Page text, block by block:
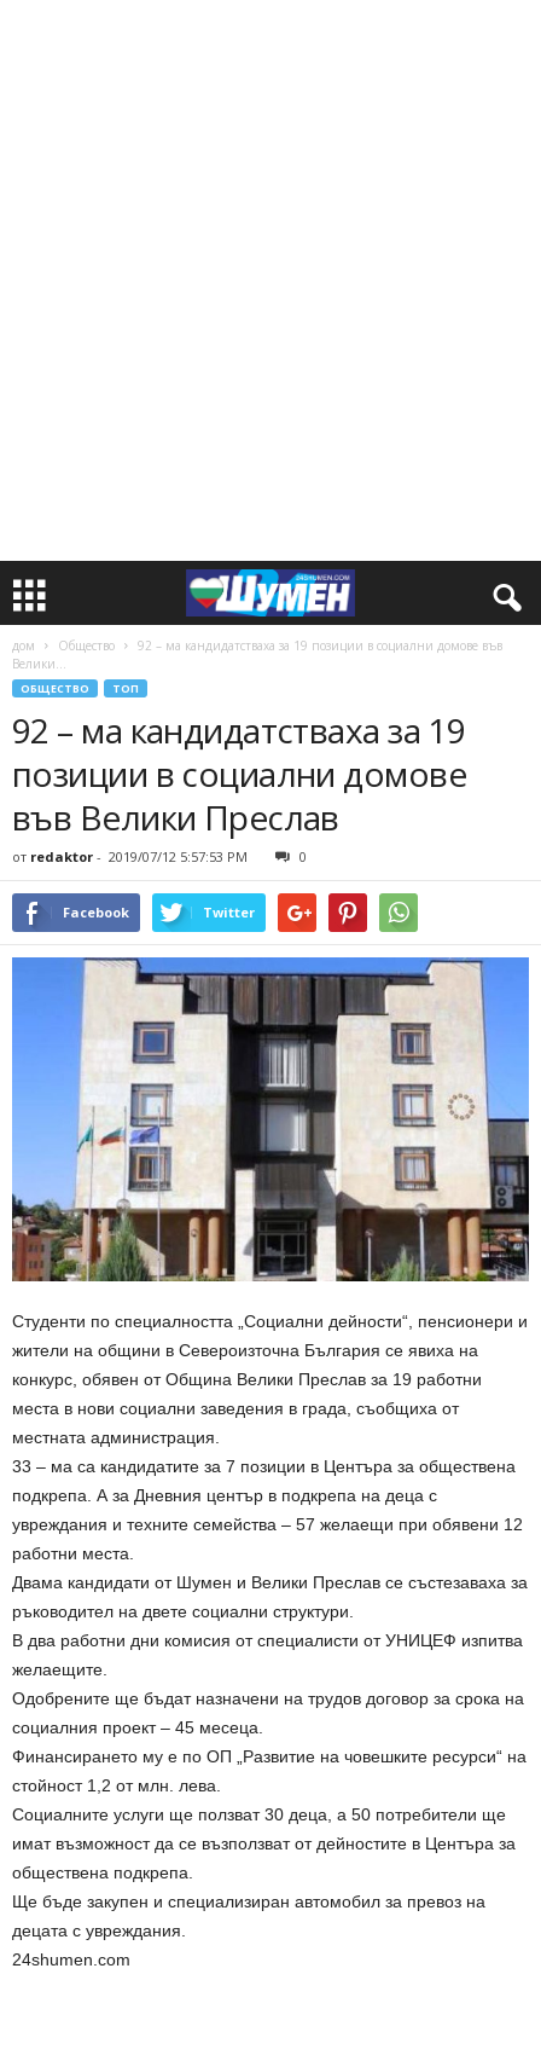
дом Общество
92 – ма кандидатстваха за 19 позиции в социални домове във
Велики...
ОБЩЕСТВО ТОП
92 – ма кандидатстваха за 19
позиции в социални домове
във Велики Преслав
от redaktor - 2019/07/12 5:57:53 PM 0
Facebook Twitter
Студенти по специалността „Социални дейности“, пенсионери и
жители на общини в Североизточна България се явиха на
конкурс, обявен от Община Велики Преслав за 19 работни
места в нови социални заведения в града, съобщиха от
местната администрация.
33 – ма са кандидатите за 7 позиции в Центъра за обществена
подкрепа. А за Дневния център в подкрепа на деца с
увреждания и техните семейства – 57 желаещи при обявени 12
работни места.
Двама кандидати от Шумен и Велики Преслав се състезаваха за
ръководител на двете социални структури.
В два работни дни комисия от специалисти от УНИЦЕФ изпитва
желаещите.
Одобрените ще бъдат назначени на трудов договор за срока на
социалния проект – 45 месеца.
Финансирането му е по ОП „Развитие на човешките ресурси“ на
стойност 1,2 от млн. лева.
Социалните услуги ще ползват 30 деца, а 50 потребители ще
имат възможност да се възползват от дейностите в Центъра за
обществена подкрепа.
Ще бъде закупен и специализиран автомобил за превоз на
децата с увреждания.
24shumen.com